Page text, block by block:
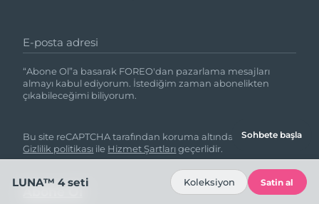
E-posta adresi
“Abone Ol”a basarak FOREO'dan pazarlama mesajları
almayı kabul ediyorum. İstediğim zaman abonelikten
çıkabileceğimi biliyorum.
Bu site reCAPTCHA tarafından koruma altındadır ve Google
Gizlilik politikası ile Hizmet Şartlarıgeçerlidir.
Sohbete başla
LUNA™ 4 seti Koleksiyon Satin al